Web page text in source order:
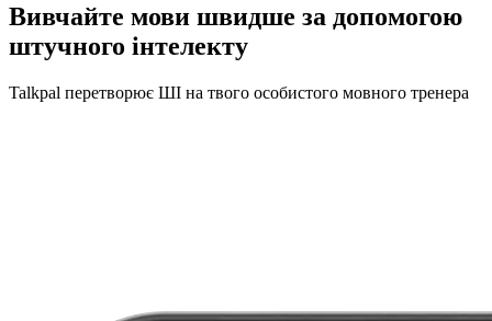
Вивчайте мови швидше за допомогою
штучного інтелекту
Talkpal перетворює ШІ на твого особистого мовного тренера